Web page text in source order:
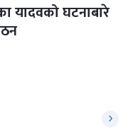
यादवको घटनाबारे